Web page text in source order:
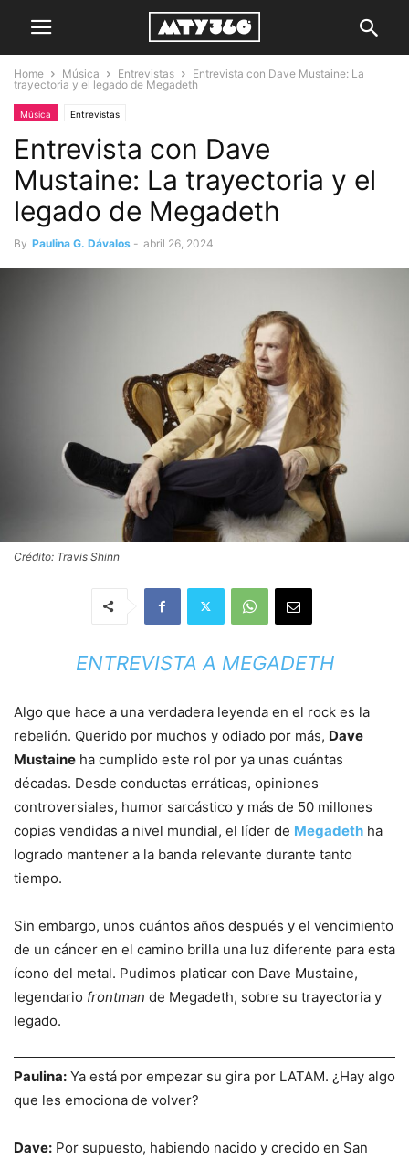
Home Música Entrevistas
Entrevista con Dave Mustaine: La
trayectoria y el legado de Megadeth
Música Entrevistas
Entrevista con Dave
Mustaine: La trayectoria y el
legado de Megadeth
By Paulina G. Dávalos - abril 26, 2024
Crédito: Travis Shinn
ENTREVISTA A MEGADETH
Algo que hace a una verdadera leyenda en el rock es la
rebelión. Querido por muchos y odiado por más, Dave
Mustaine ha cumplido este rol por ya unas cuántas
décadas. Desde conductas erráticas, opiniones
controversiales, humor sarcástico y más de 50 millones
copias vendidas a nivel mundial, el líder de Megadeth ha
logrado mantener a la banda relevante durante tanto
tiempo.
Sin embargo, unos cuántos años después y el vencimiento
de un cáncer en el camino brilla una luz diferente para esta
ícono del metal. Pudimos platicar con Dave Mustaine,
legendario frontman de Megadeth, sobre su trayectoria y
legado.
Paulina: Ya está por empezar su gira por LATAM. ¿Hay algo
que les emociona de volver?
Dave: Por supuesto, habiendo nacido y crecido en San